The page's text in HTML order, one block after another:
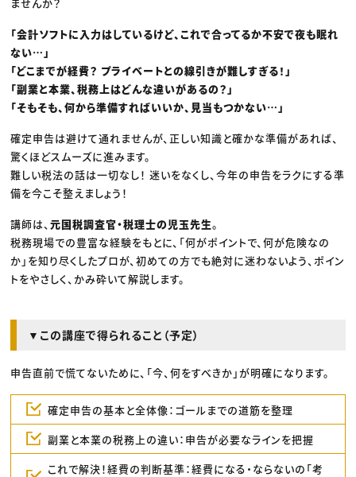
「会計ソフトに入力はしているけど、これで合ってるか不安で夜も眠れ
ない…」
「どこまでが経費？ プライベートとの線引きが難しすぎる！」
「副業と本業、税務上はどんな違いがあるの？」
「そもそも、何から準備すればいいか、見当もつかない…」
確定申告は避けて通れませんが、正しい知識と確かな準備があれば、
驚くほどスムーズに進みます。
難しい税法の話は一切なし！ 迷いをなくし、今年の申告をラクにする準
備を今こそ整えましょう！
講師は、元国税調査官・税理士の児玉先生。
税務現場での豊富な経験をもとに、「何がポイントで、何が危険なの
か」を知り尽くしたプロが、初めての方でも絶対に迷わないよう、ポイン
トをやさしく、かみ砕いて解説します。
▼この講座で得られること（予定）
申告直前で慌てないために、「今、何をすべきか」が明確になります。
確定申告の基本と全体像：ゴールまでの道筋を整理
副業と本業の税務上の違い：申告が必要なラインを把握
これで解決！経費の判断基準：経費になる・ならないの「考